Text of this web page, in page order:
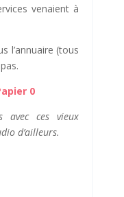
venaient à
l’annuaire (tous
0
avec ces vieux
d’ailleurs.